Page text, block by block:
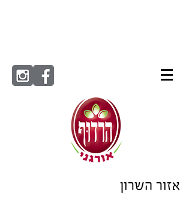
אזור השרון